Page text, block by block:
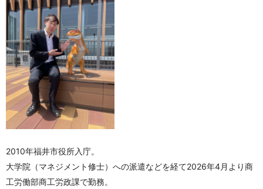
2010年福井市役所入庁。
大学院（マネジメント修士）への派遣などを経て2026年4月より商
工労働部商工労政課で勤務。